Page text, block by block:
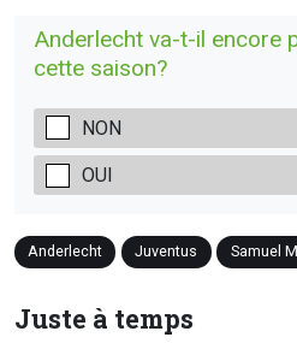
Anderlecht va-t-il encore
cette saison?
NON
OUI
Anderlecht Juventus Samuel
Juste à temps